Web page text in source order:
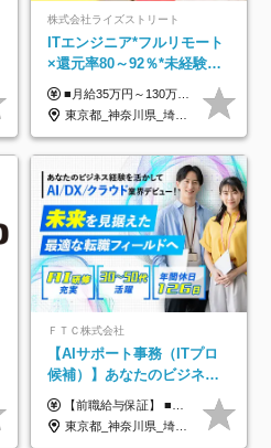
株式会社ライズストリート
ITエンジニア*フルリモート
×還元率80～92％*未経験歓
迎*年休134日*月給35万～*
定着率100%
■月給35万円～130万円＋賞与年2回＋各種手当 ※システムエンジニアの経験をお持ちの方は月給41万円以上＋賞与年2回（108万円～）＋手当 ■単価（年収）アップのチャンスは最大年12回 ※残業代は1分単位で100％全額支給。サービス残業などは一切ありません ※試用期間6ヵ月（試用期間中の待遇・給与に差はありません）
東京都_神奈川県_埼玉県_千葉県_大阪府_愛知県_北海道_青森県_岩手県_宮城県_秋田県_山形県_福島県_茨城県_栃木県_群馬県_新潟県_山梨県_長野県_富山県_石川県_福井県_静岡県_岐阜県_三重県_兵庫県_京都府_滋賀県_奈良県_和歌山県_広島県_岡山県_鳥取県_島根県_山口県_徳島県_香川県_愛媛県_高知県_福岡県_熊本県_佐賀県_長崎県_大分県_宮崎県_鹿児島県_沖縄県
ＦＴＣ株式会社
【AIサポート事務（ITプロ
候補）】あなたのビジネス
経験をAI業界で活かす◆IT
未経験OK◆目指せるコンサ
ル
【前職給与保証】 ■未経験者： 月給30万円～35万円 ■ローキャリア（経験目安1年程度）： 月給35万円～40万円 ■経験者（経験目安3年以上）： 月給40万円～60万円 ■即戦力（経験目安5年以上）： 月給45万円～80万円 ※上記金額には固定残業代30時間分 【未経験者5万5000円～7万3000円、 ローキャリア6万4000円～7万3000円、 経験者5万8000円～10万9000円、 即戦力8万2000円～14万5000円】を含みます。 ※30時間を超える場合は追加で全額支給します。 ※経験・能力・前職給与などを総合的に評価したうえでご納得いただけるよう個別決定。 未経験者の場合、前職給与とポテンシャルを査定のうえ決定いたします。 ※日本国内でのIT業界経験、または同等の実務経験と能力に応じて決定します。 ※前職給与は日本円かつ、日本国内での実績に基づき評価します。 【納得の評価システム】 ★クォーター毎に査定する評価制度導入！ 明確な評価基準で翌年度年収を上げましょう！ ★評価対象期間に在籍中のほとんどの社員が昇給し 年収アップを実現しています！ ★様々なインセンティブ制度を用意し多角的に正当評価しています！ ※試用期間6カ月（期間中の待遇等に差異なし）
東京都_神奈川県_埼玉県_千葉県